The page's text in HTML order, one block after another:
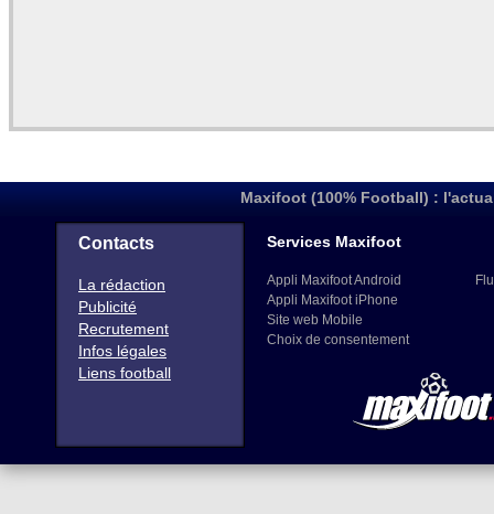
Maxifoot (100% Football) :
Contacts
La rédaction
Publicité
Recrutement
Infos légales
Liens football
Services Maxifoot
Appli Maxifoot Android
Appli Maxifoot iPhone
Site web Mobile
Choix de consentement